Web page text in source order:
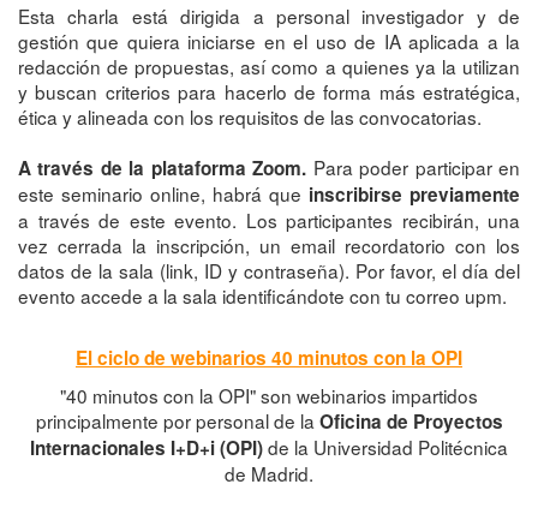
Esta charla está dirigida a personal investigador y de
gestión que quiera iniciarse en el uso de IA aplicada a la
redacción de propuestas, así como a quienes ya la utilizan
y buscan criterios para hacerlo de forma más estratégica,
ética y alineada con los requisitos de las convocatorias.
A través de la plataforma Zoom. Para poder participar en
este seminario online, habrá que inscribirse previamente
a través de este evento. Los participantes recibirán, una
vez cerrada la inscripción, un email recordatorio con los
datos de la sala (link, ID y contraseña). Por favor, el día del
evento accede a la sala identificándote con tu correo upm.
El ciclo de webinarios 40 minutos con la OPI
"40 minutos con la OPI" son webinarios impartidos
principalmente por personal de la Oficina de Proyectos
Internacionales I+D+i (OPI)de la Universidad Politécnica
de Madrid.